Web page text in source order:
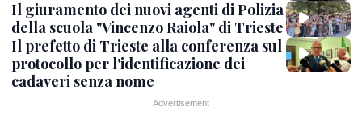
Il giuramento dei nuovi agenti di Polizia
della scuola "Vincenzo Raiola" di Trieste
Il prefetto di Trieste alla conferenza sul
protocollo per l'identificazione dei
cadaveri senza nome